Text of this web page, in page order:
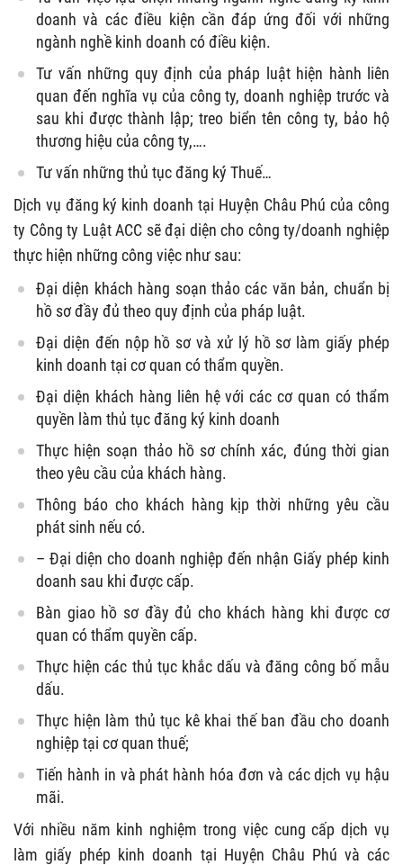
doanh và các điều kiện cần đáp ứng đối với những
ngành nghề kinh doanh có điều kiện.
Tư vấn những quy định của pháp luật hiện hành liên
quan đến nghĩa vụ của công ty, doanh nghiệp trước và
sau khi được thành lập; treo biển tên công ty, bảo hộ
thương hiệu của công ty,….
Tư vấn những thủ tục đăng ký Thuế…
Dịch vụ đăng ký kinh doanh tại Huyện Châu Phú của công
ty Công ty Luật ACC sẽ đại diện cho công ty/doanh nghiệp
thực hiện những công việc như sau:
Đại diện khách hàng soạn thảo các văn bản, chuẩn bị
hồ sơ đầy đủ theo quy định của pháp luật.
Đại diện đến nộp hồ sơ và xử lý hồ sơ làm giấy phép
kinh doanh tại cơ quan có thẩm quyền.
Đại diện khách hàng liên hệ với các cơ quan có thẩm
quyền làm thủ tục đăng ký kinh doanh
Thực hiện soạn thảo hồ sơ chính xác, đúng thời gian
theo yêu cầu của khách hàng.
Thông báo cho khách hàng kịp thời những yêu cầu
phát sinh nếu có.
– Đại diện cho doanh nghiệp đến nhận Giấy phép kinh
doanh sau khi được cấp.
Bàn giao hồ sơ đầy đủ cho khách hàng khi được cơ
quan có thẩm quyền cấp.
Thực hiện các thủ tục khắc dấu và đăng công bố mẫu
dấu.
Thực hiện làm thủ tục kê khai thế ban đầu cho doanh
nghiệp tại cơ quan thuế;
Tiến hành in và phát hành hóa đơn và các dịch vụ hậu
mãi.
Với nhiều năm kinh nghiệm trong việc cung cấp dịch vụ
làm giấy phép kinh doanh tại Huyện Châu Phú và các